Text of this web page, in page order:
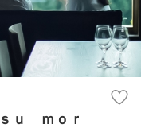
ｕ ｍｏｒ